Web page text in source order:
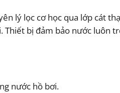
lý lọc cơ học qua lớp cát
bị đảm bảo nước luôn
nước hồ bơi.